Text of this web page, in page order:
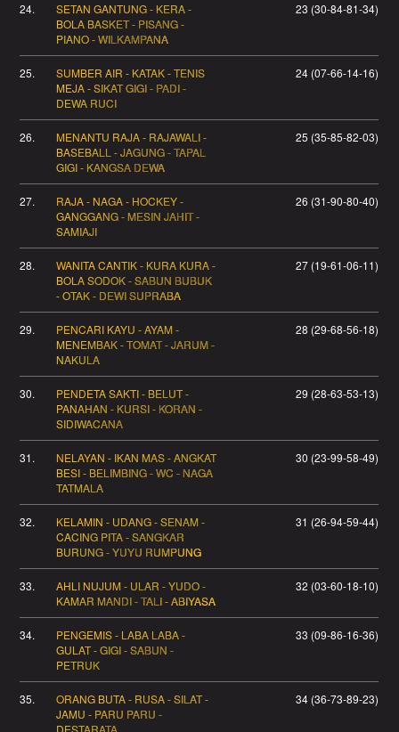
24.
SETAN GANTUNG - KERA -
BOLA BASKET - PISANG -
PIANO - WILKAMPANA
23 (30-84-81-34)
25.
SUMBER AIR - KATAK - TENIS
MEJA - SIKAT GIGI - PADI -
DEWA RUCI
24 (07-66-14-16)
26.
MENANTU RAJA - RAJAWALI -
BASEBALL - JAGUNG - TAPAL
GIGI - KANGSA DEWA
25 (35-85-82-03)
27.
RAJA - NAGA - HOCKEY -
GANGGANG - MESIN JAHIT -
SAMIAJI
26 (31-90-80-40)
28.
WANITA CANTIK - KURA KURA -
BOLA SODOK - SABUN BUBUK
- OTAK - DEWI SUPRABA
27 (19-61-06-11)
29.
PENCARI KAYU - AYAM -
MENEMBAK - TOMAT - JARUM -
NAKULA
28 (29-68-56-18)
30.
PENDETA SAKTI - BELUT -
PANAHAN - KURSI - KORAN -
SIDIWACANA
29 (28-63-53-13)
31.
NELAYAN - IKAN MAS - ANGKAT
BESI - BELIMBING - WC - NAGA
TATMALA
30 (23-99-58-49)
32.
KELAMIN - UDANG - SENAM -
CACING PITA - SANGKAR
BURUNG - YUYU RUMPUNG
31 (26-94-59-44)
33.
AHLI NUJUM - ULAR - YUDO -
KAMAR MANDI - TALI - ABIYASA
32 (03-60-18-10)
34.
PENGEMIS - LABA LABA -
GULAT - GIGI - SABUN -
PETRUK
33 (09-86-16-36)
35.
ORANG BUTA - RUSA - SILAT -
JAMU - PARU PARU -
DESTARATA
34 (36-73-89-23)